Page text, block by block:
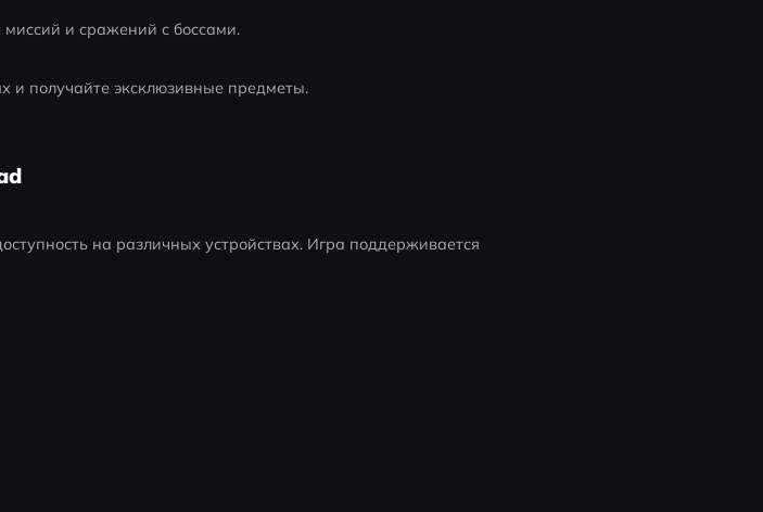
и сражений с боссами.
и получайте эксклюзивные предметы.
на различных устройствах. Игра поддерживается